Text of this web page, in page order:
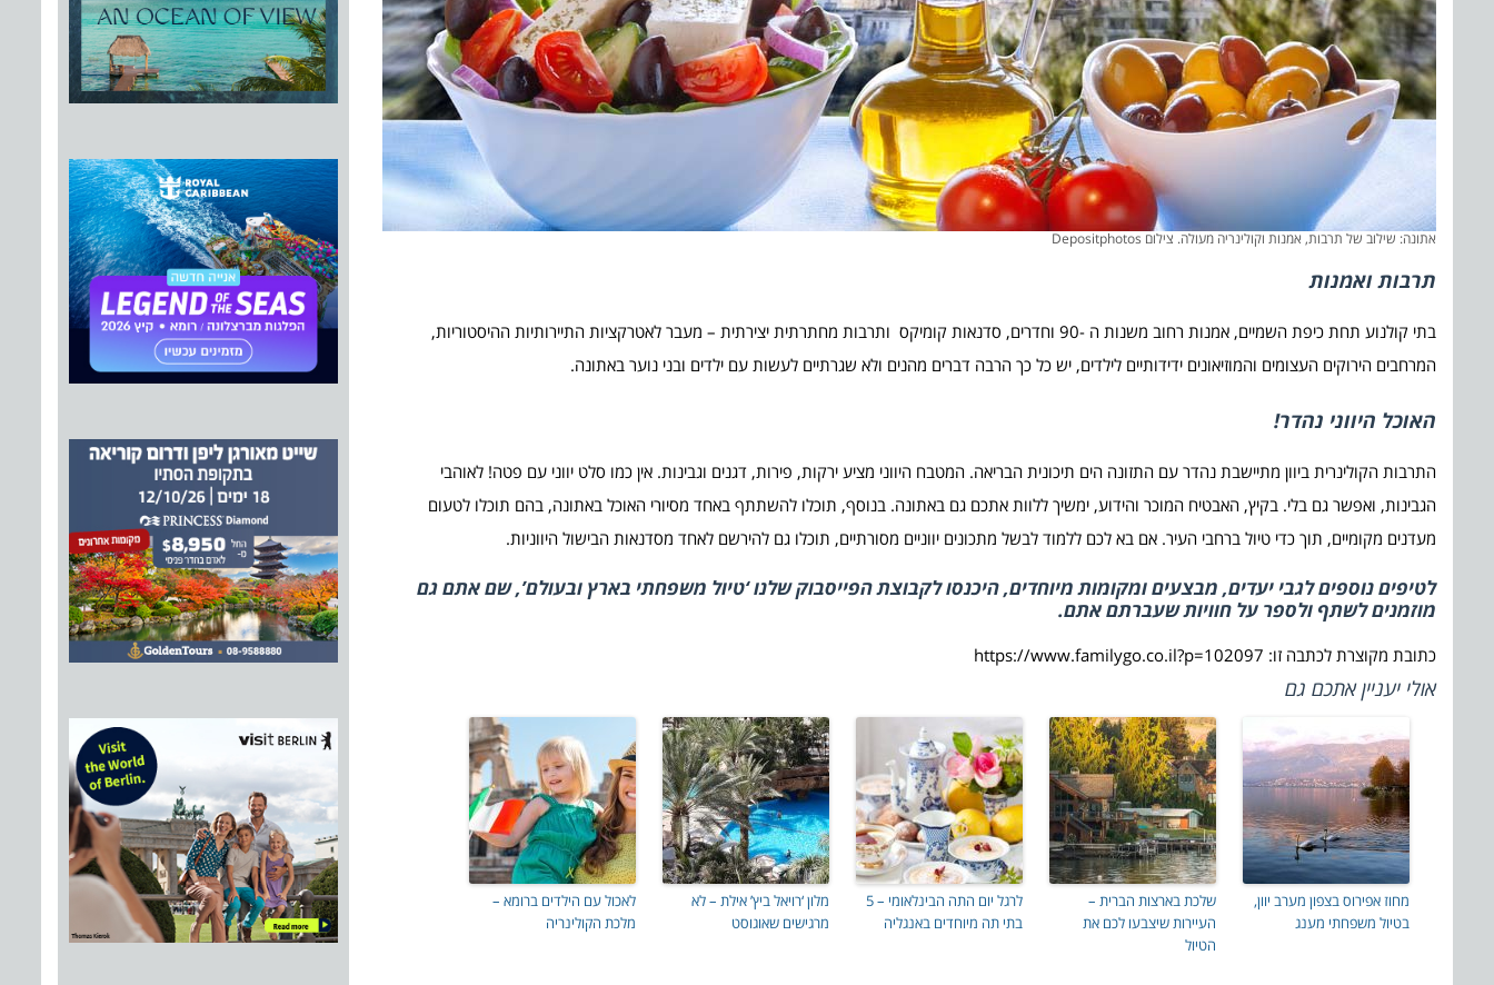
אתונה: שילוב של תרבות, אמנות וקולינריה מעולה. צילום Depositphotos
תרבות ואמנות
בתי קולנוע תחת כיפת השמיים, אמנות רחוב משנות ה -90 וחדרים, סדנאות קומיקס ותרבות מחתרתית יצירתית – מעבר לאטרקציות התיירותיות ההיסטוריות,
המרחבים הירוקים העצומים והמוזיאונים ידידותיים לילדים, יש כל כך הרבה דברים מהנים ולא שגרתיים לעשות עם ילדים ובני נוער באתונה.
האוכל היווני נהדר!
התרבות הקולינרית ביוון מתיישבת נהדר עם התזונה הים תיכונית הבריאה. המטבח היווני מציע ירקות, פירות, דגנים וגבינות. אין כמו סלט יווני עם פטה! לאוהבי
הגבינות, ואפשר גם בלי. בקיץ, האבטיח המוכר והידוע, ימשיך ללוות אתכם גם באתונה. בנוסף, תוכלו להשתתף באחד מסיורי האוכל באתונה, בהם תוכלו לטעום
מעדנים מקומיים, תוך כדי טיול ברחבי העיר. אם בא לכם ללמוד לבשל מתכונים יווניים מסורתיים, תוכלו גם להירשם לאחד מסדנאות הבישול היווניות.
לטיפים נוספים לגבי יעדים, מבצעים ומקומות מיוחדים, היכנסו לקבוצת הפייסבוק שלנו‘טיול משפחתי בארץ ובעולם’, שם אתם גם
מוזמנים לשתף ולספר על חוויות שעברתם אתם.
כתובת מקוצרת לכתבה זו: https://www.familygo.co.il?p=102097
אולי יעניין אתכם גם
מחוז אפירוס בצפון מערב יוון,
בטיול משפחתי מענג
שלכת בארצות הברית –
העיירות שיצבעו לכם את
הטיול
לרגל יום התה הבינלאומי – 5
בתי תה מיוחדים באנגליה
מלון ‘רויאל ביץ’ אילת – לא
מרגישים שאוגוסט
לאכול עם הילדים ברומא –
מלכת הקולינריה